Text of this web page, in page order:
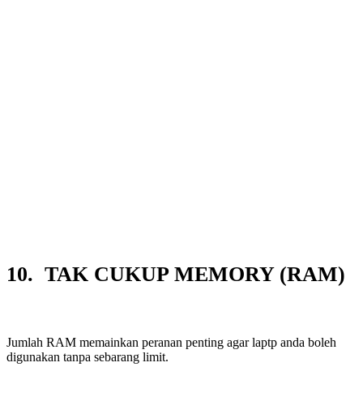
10. TAK CUKUP MEMORY (RAM)
Jumlah RAM memainkan peranan penting agar laptp anda boleh
digunakan tanpa sebarang limit.